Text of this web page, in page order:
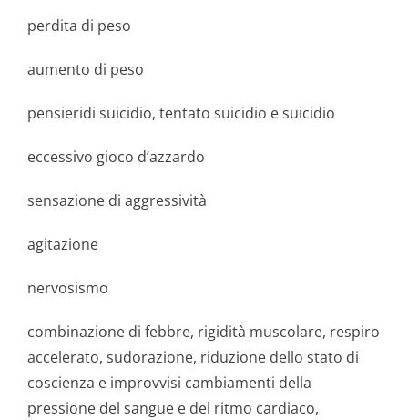
perdita di peso
aumento di peso
pensieridi suicidio, tentato suicidio e suicidio
eccessivo gioco d’azzardo
sensazione di aggressività
agitazione
nervosismo
combinazione di febbre, rigidità muscolare, respiro
accelerato, sudorazione, riduzione dello stato di
coscienza e improvvisi cambiamenti della
pressione del sangue e del ritmo cardiaco,